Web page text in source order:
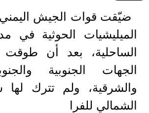
ضيّقت قوات الجيش
الميليشيات الحوثية في
الساحلية، بعد أن طوقت
الجهات الجنوبية
والشرقية، ولم تترك لها
الشمالي للفرا